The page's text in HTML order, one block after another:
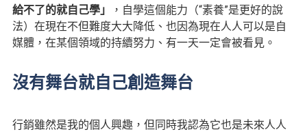
給不了的就自己學」
，自學這個能力（“素養”是更好的說
法）在現在不但難度大大降低、也因為現在人人可以是自
媒體，在某個領域的持續努力、有一天一定會被看見。
沒有舞台就自己創造舞台
行銷雖然是我的個人興趣，但同時我認為它也是未來人人